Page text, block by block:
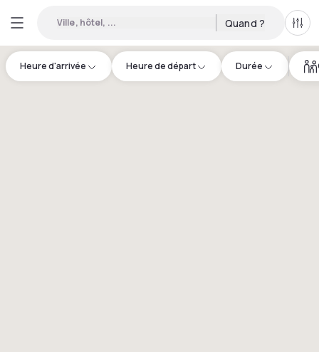
Ville, hôtel, ... Quand ?
Heure d'arrivée Heure de départ Durée